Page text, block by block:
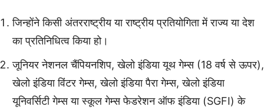
जिन्होंने किसी अंतरराष्ट्रीय या राष्ट्रीय प्रतियोगिता में राज्य या देश
का प्रतिनिधित्व किया हो।
जूनियर नेशनल चैंपियनशिप, खेलो इंडिया यूथ गेम्स (18 वर्ष से ऊपर),
खेलो इंडिया विंटर गेम्स, खेलो इंडिया पैरा गेम्स, खेलो इंडिया
यूनिवर्सिटी गेम्स या स्कूल गेम्स फेडरेशन ऑफ इंडिया (SGFI) के